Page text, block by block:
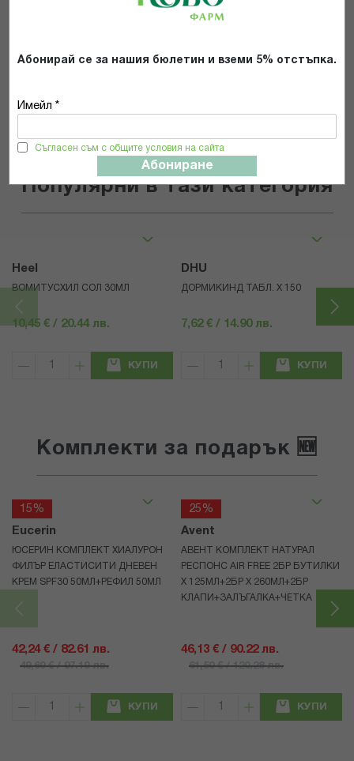
Абонирай се за нашия бюлетин и вземи 5% отстъпка.
Имейл *
Съгласен съм с общите условия на сайта
Абониране
Популярни в тази категория
Heel
ВОМИТУСХИЛ СОЛ 30МЛ
10,45 € / 20.44 лв.
КУПИ
DHU
ДОРМИКИНД ТАБЛ. Х 150
7,62 € / 14.90 лв.
КУПИ
Комплекти за подарък 🆕
15%
Eucerin
ЮСЕРИН КОМПЛЕКТ ХИАЛУРОН
ФИЛЪР ЕЛАСТИСИТИ ДНЕВЕН
КРЕМ SPF30 50МЛ+РЕФИЛ 50МЛ
42,24 € / 82.61 лв.
49,69 € / 97.19 лв.
КУПИ
25%
Avent
АВЕНТ КОМПЛЕКТ НАТУРАЛ
РЕСПОНС AIR FREE 2БР БУТИЛКИ
Х 125МЛ+2БР Х 260МЛ+2БР
КЛАПИ+ЗАЛЪГАЛКА+ЧЕТКА
46,13 € / 90.22 лв.
61,50 € / 120.28 лв.
КУПИ